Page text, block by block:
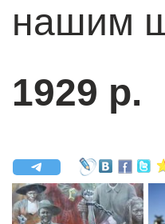
нашим
1929 р.